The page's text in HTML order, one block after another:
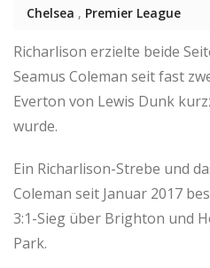
Chelsea , Premier League
Richarlison erzielte beide
Seamus Coleman seit fast
Everton von Lewis Dunk
wurde.
Ein Richarlison-Strebe und
Coleman seit Januar 2017
3:1-Sieg über Brighton und
Park.